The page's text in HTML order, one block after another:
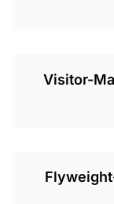
Visitor-